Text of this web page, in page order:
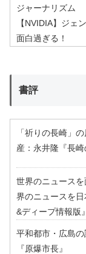
ジャーナリズム
【NVIDIA】ジェ
面白過ぎる！
書評
「祈りの長崎」
産：永井隆『長崎
世界のニュース
界のニュースを
&ディープ情報版』
平和都市・広島
『原爆市長』